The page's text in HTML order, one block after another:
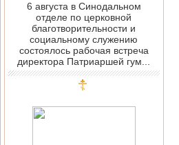
6 августа в Синодальном
отделе по церковной
благотворительности и
социальному служению
состоялось рабочая встреча
директора Патриаршей гум...